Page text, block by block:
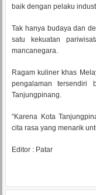
baik dengan pelaku
Tak hanya budaya dan
satu kekuatan
mancanegara.
Ragam kuliner khas
pengalaman tersendiri
Tanjungpinang.
“Karena Kota
cita rasa yang menarik
Editor : Patar